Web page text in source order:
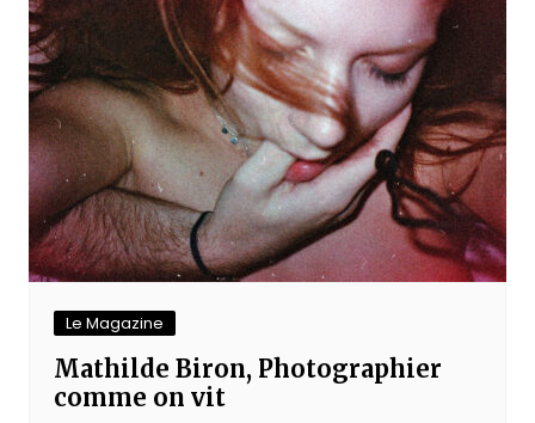
Le Magazine
Mathilde Biron, Photographier
comme on vit